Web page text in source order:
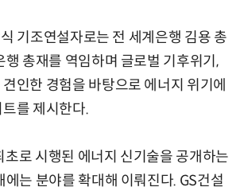
기조연설자로는 전 세계은행 김용 총
행 총재를 역임하며 글로벌 기후위기,
인한 경험을 바탕으로 에너지 위기에
를 제시한다.
초로 시행된 에너지 신기술을 공개하는
에는 분야를 확대해 이뤄진다. GS건설